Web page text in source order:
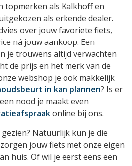
topmerken als Kalkhoff en
als erkende dealer.
over jouw favoriete fiets,
ná jouw aankoop. Een
je trouwens altijd verwachten
de prijs en het merk van de
webshop je ook makkelijk
in kan plannen? Is er
nood je maakt even
online bij ons.
Natuurlijk kun je die
jouw fiets met onze eigen
huis. Of wil je eerst eens een